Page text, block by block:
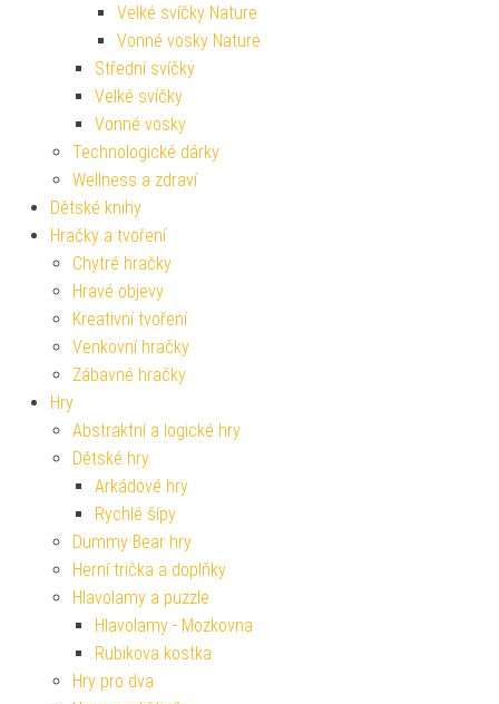
Velké svíčky Nature
Vonné vosky Nature
Střední svíčky
Velké svíčky
Vonné vosky
Technologické dárky
Wellness a zdraví
Dětské knihy
Hračky a tvoření
Chytré hračky
Hravé objevy
Kreativní tvoření
Venkovní hračky
Zábavné hračky
Hry
Abstraktní a logické hry
Dětské hry
Arkádové hry
Rychlé šípy
Dummy Bear hry
Herní trička a doplňky
Hlavolamy a puzzle
Hlavolamy - Mozkovna
Rubikova kostka
Hry pro dva